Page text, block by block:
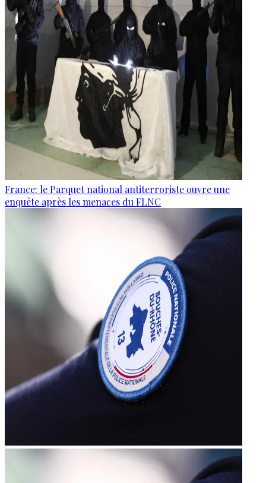
France: le Parquet national antiterroriste ouvre une
enquête après les menaces du FLNC